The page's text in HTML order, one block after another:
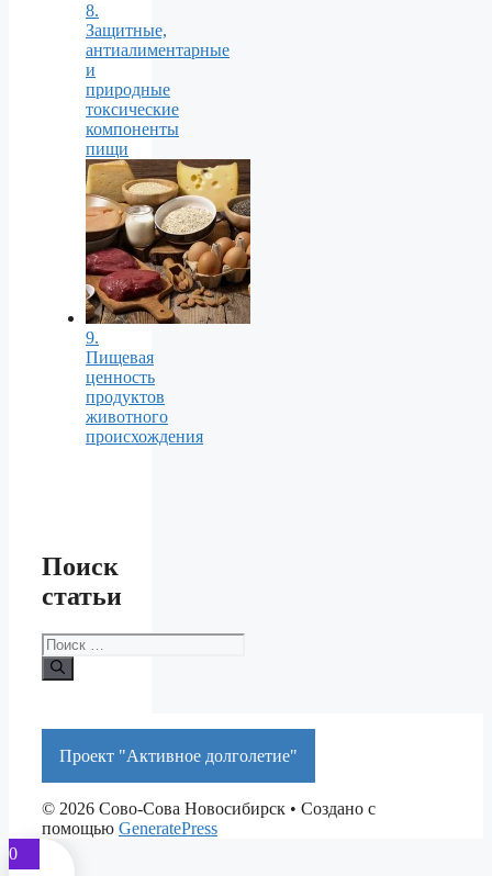
8.
Защитные,
антиалиментарные
и
природные
токсические
компоненты
пищи
9.
Пищевая
ценность
продуктов
животного
происхождения
Поиск
статьи
Поиск:
Проект "Активное долголетие"
© 2026 Сово-Сова Новосибирск • Создано с
помощью GeneratePress
0